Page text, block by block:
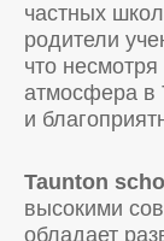
частных
родители
что
атмосфера в
и
Taunton
высокими
обладает